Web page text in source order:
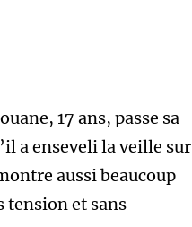
17 ans, passe sa
a enseveli la veille sur
aussi beaucoup
tension et sans